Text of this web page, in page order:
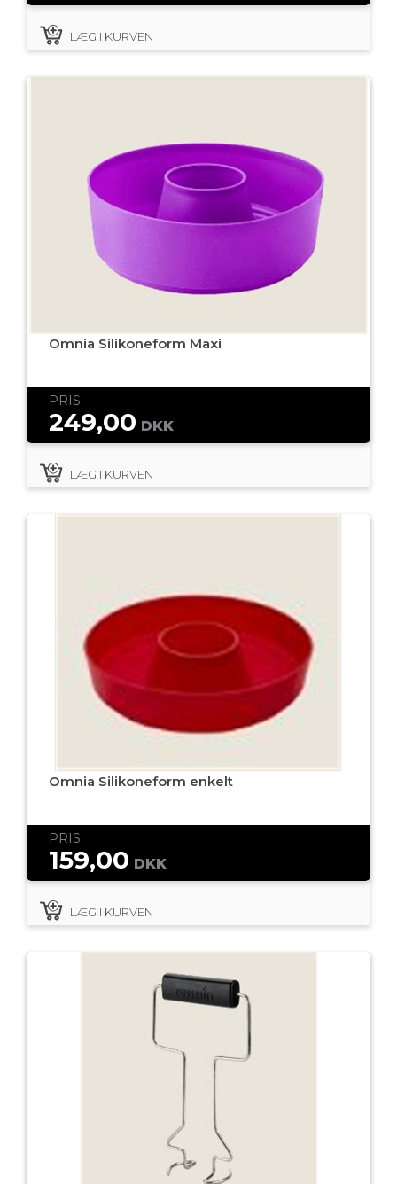
LÆG I KURVEN
Omnia Silikoneform Maxi
PRIS
249,00 DKK
LÆG I KURVEN
Omnia Silikoneform enkelt
PRIS
159,00 DKK
LÆG I KURVEN